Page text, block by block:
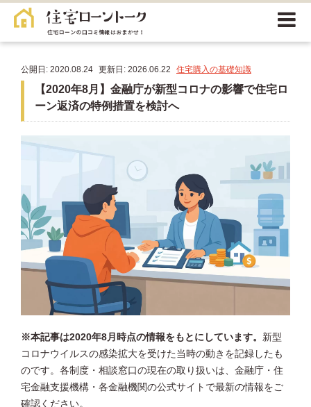
公開日: 2020.08.24 更新日: 2026.06.22 住宅購入の基礎知識
【2020年8月】金融庁が新型コロナの影響で住宅ロ
ーン返済の特例措置を検討へ
※本記事は2020年8月時点の情報をもとにしています。 新型
コロナウイルスの感染拡大を受けた当時の動きを記録したも
のです。各制度・相談窓口の現在の取り扱いは、金融庁・住
宅金融支援機構・各金融機関の公式サイトで最新の情報をご
確認ください。